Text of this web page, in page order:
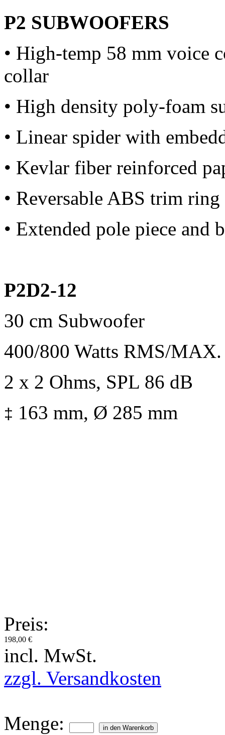
P2 SUBWOOFERS
• High-temp 58 mm
collar
• High density poly-foam
• Linear spider with
• Kevlar fiber reinforced
• Reversable ABS trim ring
• Extended pole piece and
P2D2-12
30 cm Subwoofer
400/800 Watts RMS/MAX.
2 x 2 Ohms, SPL 86 dB
‡ 163 mm, Ø 285 mm
Preis:
198,00 €
incl. MwSt.
zzgl. Versandkosten
Menge: